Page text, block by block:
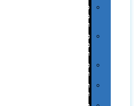
סביבת
משרד
ופרימיום
כלים,
פנסים
ורכב
טקסטיל
וחורף
תיקים
ומזוודות